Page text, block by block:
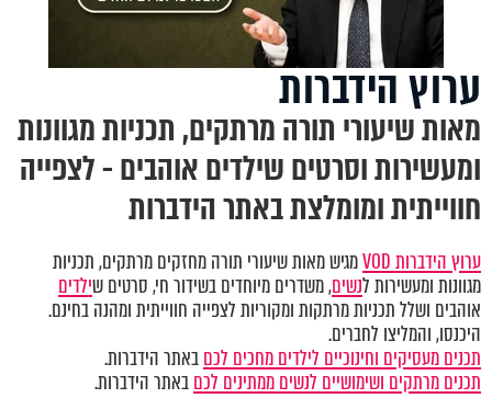
ערוץ הידברות
מאות שיעורי תורה מרתקים, תכניות מגוונות
ומעשירות וסרטים שילדים אוהבים - לצפייה
חווייתית ומומלצת באתר הידברות
ערוץ הידברות VOD
מגיש מאות שיעורי תורה מחזקים מרתקים, תכניות
מגוונות ומעשירות לנשים, משדרים מיוחדים בשידור חי, סרטים שילדים
אוהבים ושלל תכניות מרתקות ומקוריות לצפייה חווייתית ומהנה בחינם.
היכנסו, והמליצו לחברים.
תכנים מעסיקים וחינוכיים לילדים מחכים לכםבאתר הידברות.
תכנים מרתקים ושימושיים לנשים ממתינים לכםבאתר הידברות.